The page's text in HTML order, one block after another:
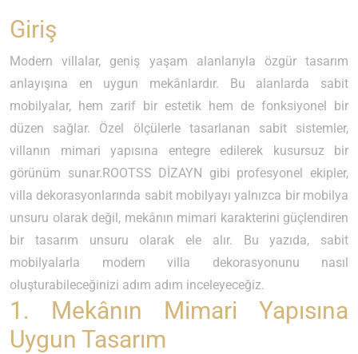
Giriş
Modern villalar, geniş yaşam alanlarıyla özgür tasarım
anlayışına en uygun mekânlardır. Bu alanlarda sabit
mobilyalar, hem zarif bir estetik hem de fonksiyonel bir
düzen sağlar. Özel ölçülerle tasarlanan sabit sistemler,
villanın mimari yapısına entegre edilerek kusursuz bir
görünüm sunar.ROOTSS DİZAYN gibi profesyonel ekipler,
villa dekorasyonlarında sabit mobilyayı yalnızca bir mobilya
unsuru olarak değil, mekânın mimari karakterini güçlendiren
bir tasarım unsuru olarak ele alır. Bu yazıda, sabit
mobilyalarla modern villa dekorasyonunu nasıl
oluşturabileceğinizi adım adım inceleyeceğiz.
1. Mekânın Mimari Yapısına
Uygun Tasarım